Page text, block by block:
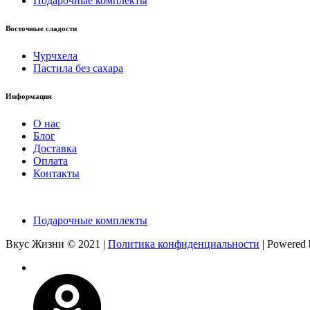
Восточные сладости
Чурчхела
Пастила без сахара
Информация
О нас
Блог
Доставка
Оплата
Контакты
Подарочные комплекты
Вкус Жизни © 2021 | Политика конфиденциальности | Powered